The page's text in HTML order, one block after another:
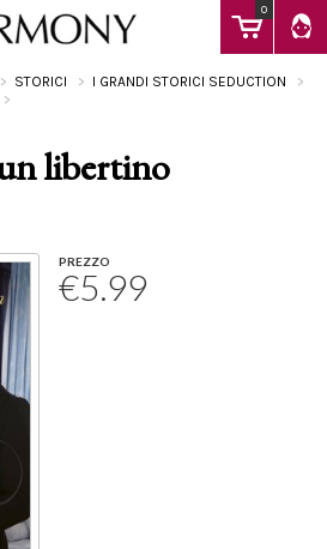
0
STORICI
I GRANDI STORICI SEDUCTION
libertino
PREZZO
€5.99